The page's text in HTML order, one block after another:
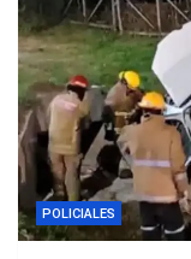
POLICIALES